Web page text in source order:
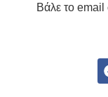
Βάλε το email